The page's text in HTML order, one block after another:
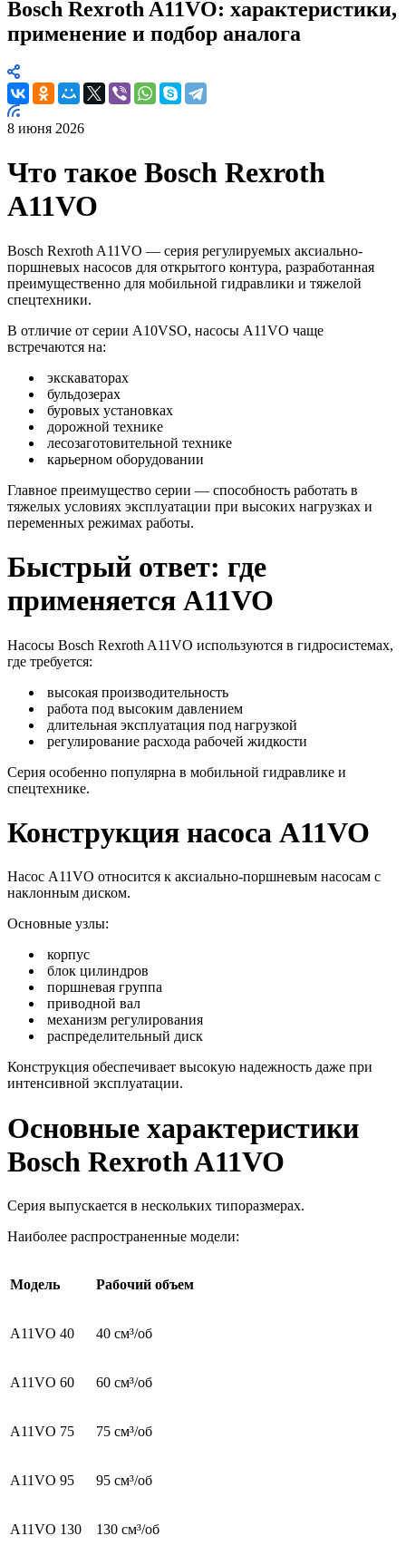
Bosch Rexroth A11VO: характеристики,
применение и подбор аналога
8 июня 2026
Что такое Bosch Rexroth
A11VO
Bosch Rexroth A11VO — серия регулируемых аксиально-
поршневых насосов для открытого контура, разработанная
преимущественно для мобильной гидравлики и тяжелой
спецтехники.
В отличие от серии A10VSO, насосы A11VO чаще
встречаются на:
экскаваторах
бульдозерах
буровых установках
дорожной технике
лесозаготовительной технике
карьерном оборудовании
Главное преимущество серии — способность работать в
тяжелых условиях эксплуатации при высоких нагрузках и
переменных режимах работы.
Быстрый ответ: где
применяется A11VO
Насосы Bosch Rexroth A11VO используются в гидросистемах,
где требуется:
высокая производительность
работа под высоким давлением
длительная эксплуатация под нагрузкой
регулирование расхода рабочей жидкости
Серия особенно популярна в мобильной гидравлике и
спецтехнике.
Конструкция насоса A11VO
Насос A11VO относится к аксиально-поршневым насосам с
наклонным диском.
Основные узлы:
корпус
блок цилиндров
поршневая группа
приводной вал
механизм регулирования
распределительный диск
Конструкция обеспечивает высокую надежность даже при
интенсивной эксплуатации.
Основные характеристики
Bosch Rexroth A11VO
Серия выпускается в нескольких типоразмерах.
Наиболее распространенные модели:
Модель Рабочий объем
A11VO 40 40 см³/об
A11VO 60 60 см³/об
A11VO 75 75 см³/об
A11VO 95 95 см³/об
A11VO 130 130 см³/об